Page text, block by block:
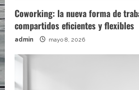
Coworking: la nueva forma de
compartidos eficientes y flexibles
admin mayo 8, 2026